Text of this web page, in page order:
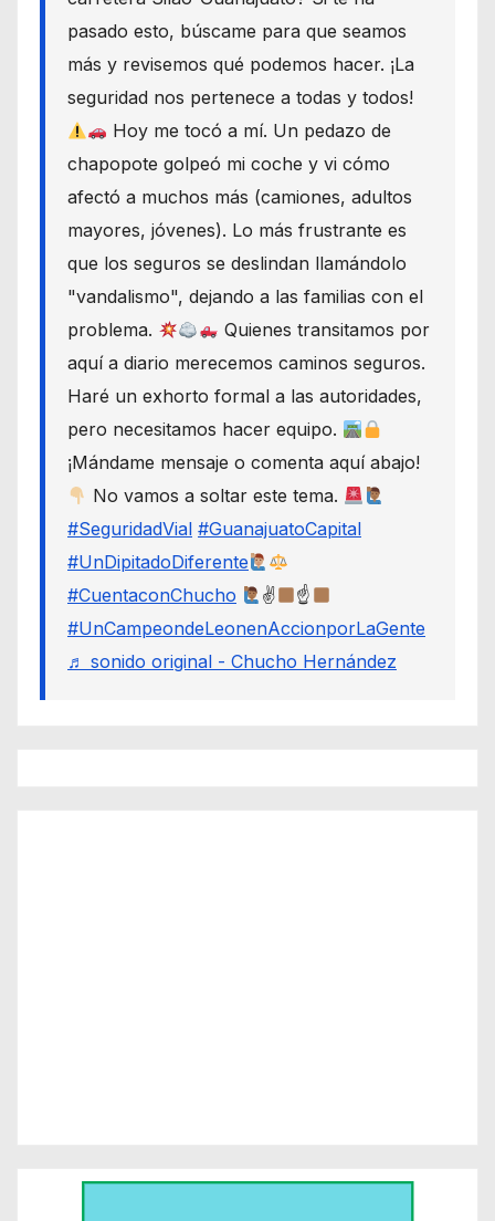
pasado esto, búscame para que seamos
más y revisemos qué podemos hacer. ¡La
seguridad nos pertenece a todas y todos!
Hoy me tocó a mí. Un pedazo de
chapopote golpeó mi coche y vi cómo
afectó a muchos más (camiones, adultos
mayores, jóvenes). Lo más frustrante es
que los seguros se deslindan llamándolo
"vandalismo", dejando a las familias con el
problema.
Quienes transitamos por
aquí a diario merecemos caminos seguros.
Haré un exhorto formal a las autoridades,
pero necesitamos hacer equipo.
¡Mándame mensaje o comenta aquí abajo!
No vamos a soltar este tema.
#SeguridadVial #GuanajuatoCapital
#UnDipitadoDiferente
#CuentaconChucho
✌
☝
#UnCampeondeLeonenAccionporLaGente
♬ sonido original - Chucho Hernández